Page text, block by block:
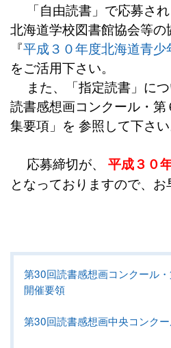
「自由読書」で応募され
北海道学校図書館協会等
『平成３０年度北海道青
をご活用下さい。
また、「指定読書」に
読書感想画コンクール・
集要項」を 参照して下さい
応募締切が、 平成３０
となっておりますので、お
第30回読書感想画コンクール
開催要領
第30回読書感想画中央コンク